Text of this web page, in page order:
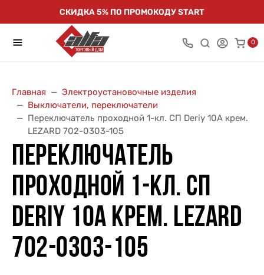
СКИДКА 5% ПО ПРОМОКОДУ START
0
Главная
Электроустановочные изделия
Выключатели, переключатели
Переключатель проходной 1-кл. СП Deriy 10А крем.
LEZARD 702-0303-105
ПЕРЕКЛЮЧАТЕЛЬ
ПРОХОДНОЙ 1-КЛ. СП
DERIY 10А КРЕМ. LEZARD
702-0303-105